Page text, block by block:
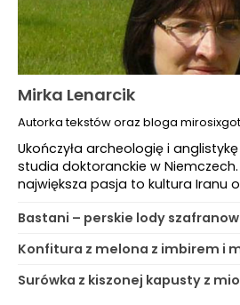
Mirka Lenarcik
Autorka tekstów oraz bloga
Ukończyła archeologię i
studia doktoranckie w
największa pasja to kultura Iranu
Bastani – perskie lody
Konfitura z melona z imbirem i
Surówka z kiszonej kapusty z